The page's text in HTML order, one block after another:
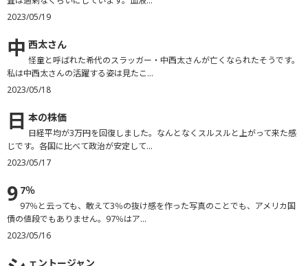
2023/05/19
中 西太さん
怪童と呼ばれた希代のスラッガー・中西太さんが亡くなられたそうです。
私は中西太さんの活躍する姿は見たこ...
2023/05/18
日 本の株価
日経平均が3万円を回復しました。なんとなくスルスルと上がって来た感
じです。各国に比べて政治が安定して...
2023/05/17
9 7％
97％と云っても、敢えて3％の抜け感を作った写真のことでも、アメリカ国
債の値段でもありません。97％はア...
2023/05/16
ェントージャン